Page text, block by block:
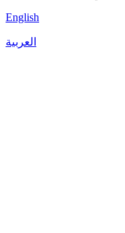
English
العربية